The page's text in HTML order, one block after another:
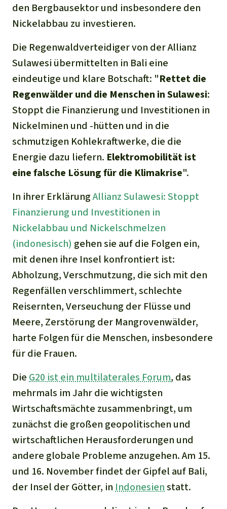
den Bergbausektor und insbesondere den
Nickelabbau zu investieren.
Die Regenwaldverteidiger von der Allianz
Sulawesi übermittelten in Bali eine
eindeutige und klare Botschaft: "Rettet die
Regenwälder und die Menschen in Sulawesi:
Stoppt die Finanzierung und Investitionen in
Nickelminen und -hütten und in die
schmutzigen Kohlekraftwerke, die die
Energie dazu liefern. Elektromobilität ist
eine falsche Lösung für die Klimakrise".
In ihrer ErklärungAllianz Sulawesi: Stoppt
Finanzierung und Investitionen in
Nickelabbau und Nickelschmelzen
(indonesisch) gehen sie auf die Folgen ein,
mit denen ihre Insel konfrontiert ist:
Abholzung, Verschmutzung, die sich mit den
Regenfällen verschlimmert, schlechte
Reisernten, Verseuchung der Flüsse und
Meere, Zerstörung der Mangrovenwälder,
harte Folgen für die Menschen, insbesondere
für die Frauen.
Die G20 ist ein multilaterales Forum, das
mehrmals im Jahr die wichtigsten
Wirtschaftsmächte zusammenbringt, um
zunächst die großen geopolitischen und
wirtschaftlichen Herausforderungen und
andere globale Probleme anzugehen. Am 15.
und 16. November findet der Gipfel auf Bali,
der Insel der Götter, in Indonesienstatt.